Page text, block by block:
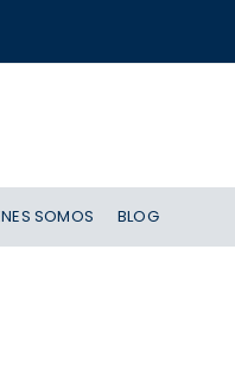
SOMOS BLOG